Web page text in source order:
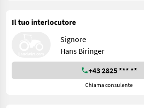
Il tuo interlocutore
Signore
Hans Biringer
+43 2825 *** **
Chiama consulente